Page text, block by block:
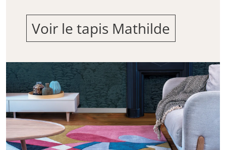
Voir le tapis Mathilde